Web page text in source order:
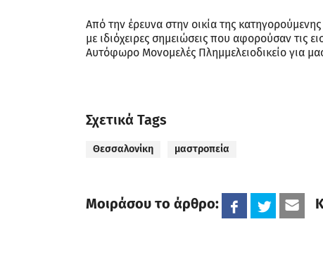
Από την έρευνα στην οικία της
με ιδιόχειρες σημειώσεις που αφορούσαν τις
Αυτόφωρο Μονομελές Πλημμελειοδικείο για
Σχετικά Tags
Θεσσαλονίκη μαστροπεία
Μοιράσου το άρθρο: